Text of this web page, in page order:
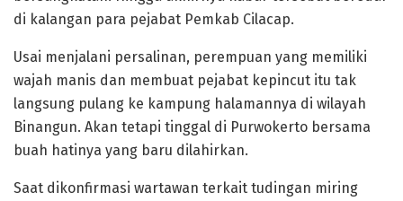
di kalangan para pejabat Pemkab Cilacap.
Usai menjalani persalinan, perempuan yang memiliki
wajah manis dan membuat pejabat kepincut itu tak
langsung pulang ke kampung halamannya di wilayah
Binangun. Akan tetapi tinggal di Purwokerto bersama
buah hatinya yang baru dilahirkan.
Saat dikonfirmasi wartawan terkait tudingan miring